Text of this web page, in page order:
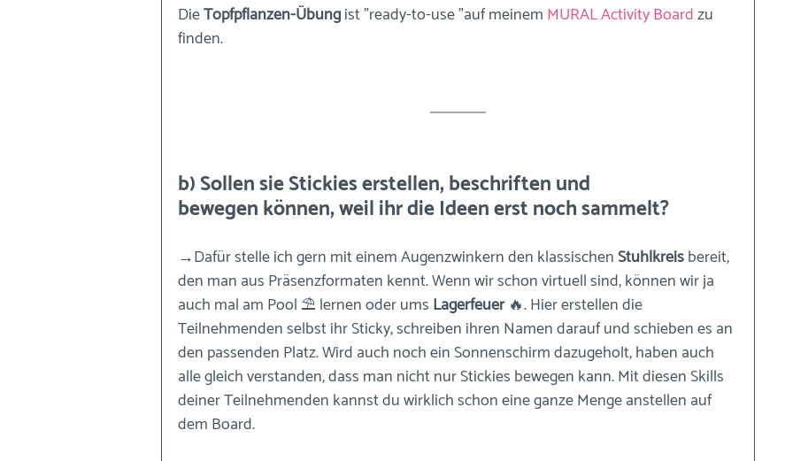
Die Topfpflanzen-Übung ist "ready-to-use "auf meinem MURAL Activity Board zu
finden.
b) Sollen sie Stickies erstellen, beschriften und
bewegen können, weil ihr die Ideen erst noch sammelt?
→Dafür stelle ich gern mit einem Augenzwinkern den klassischen Stuhlkreis bereit,
den man aus Präsenzformaten kennt. Wenn wir schon virtuell sind, können wir ja
auch mal am Pool ⛱ lernen oder ums Lagerfeuer 🔥. Hier erstellen die
Teilnehmenden selbst ihr Sticky, schreiben ihren Namen darauf und schieben es an
den passenden Platz. Wird auch noch ein Sonnenschirm dazugeholt, haben auch
alle gleich verstanden, dass man nicht nur Stickies bewegen kann. Mit diesen Skills
deiner Teilnehmenden kannst du wirklich schon eine ganze Menge anstellen auf
dem Board.